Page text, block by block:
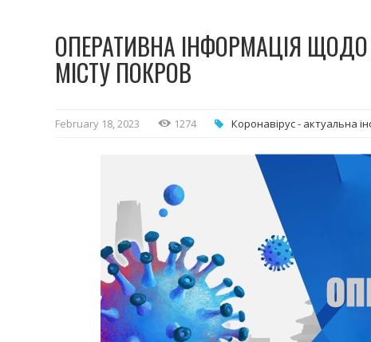
ОПЕРАТИВНА ІНФОРМАЦІЯ
МІСТУ ПОКРОВ
February 18, 2023 1274 Коронавірус - актуальна